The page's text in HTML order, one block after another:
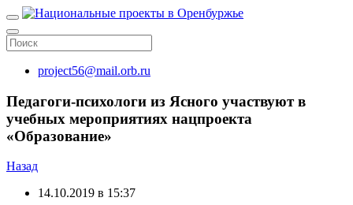
project56@mail.orb.ru
Педагоги-психологи из Ясного участвуют в
учебных мероприятиях нацпроекта
«Образование»
Назад
14.10.2019 в 15:37